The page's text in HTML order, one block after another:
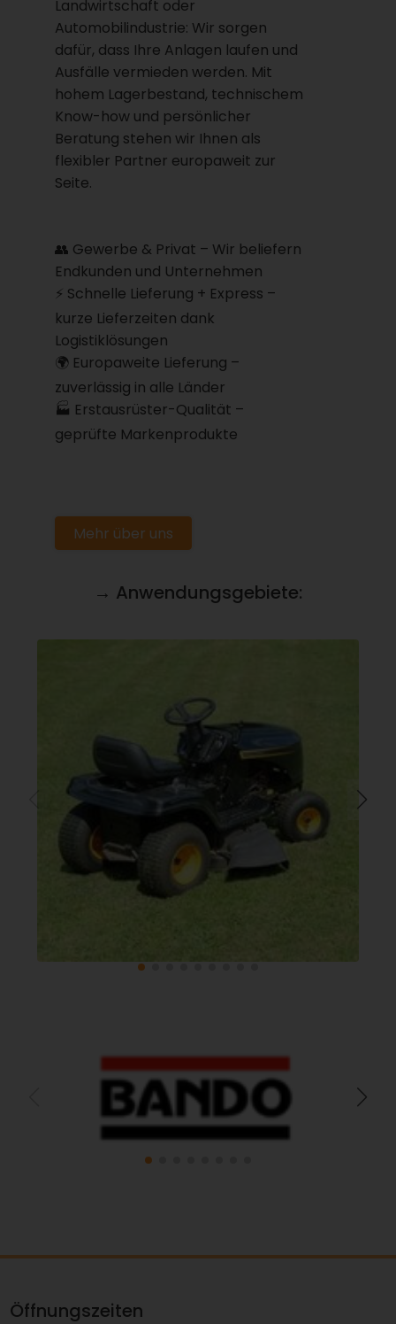
Landwirtschaft oder
Automobilindustrie: Wir sorgen
dafür, dass Ihre Anlagen laufen und
Ausfälle vermieden werden. Mit
hohem Lagerbestand, technischem
Know-how und persönlicher
Beratung stehen wir Ihnen als
flexibler Partner europaweit zur
Seite.
👥 Gewerbe & Privat – Wir beliefern
Endkunden und Unternehmen
⚡ Schnelle Lieferung + Express –
kurze Lieferzeiten dank
Logistiklösungen
🌍 Europaweite Lieferung –
zuverlässig in alle Länder
🏭 Erstausrüster-Qualität –
geprüfte Markenprodukte
Mehr über uns
→ Anwendungsgebiete:
Öffnungszeiten